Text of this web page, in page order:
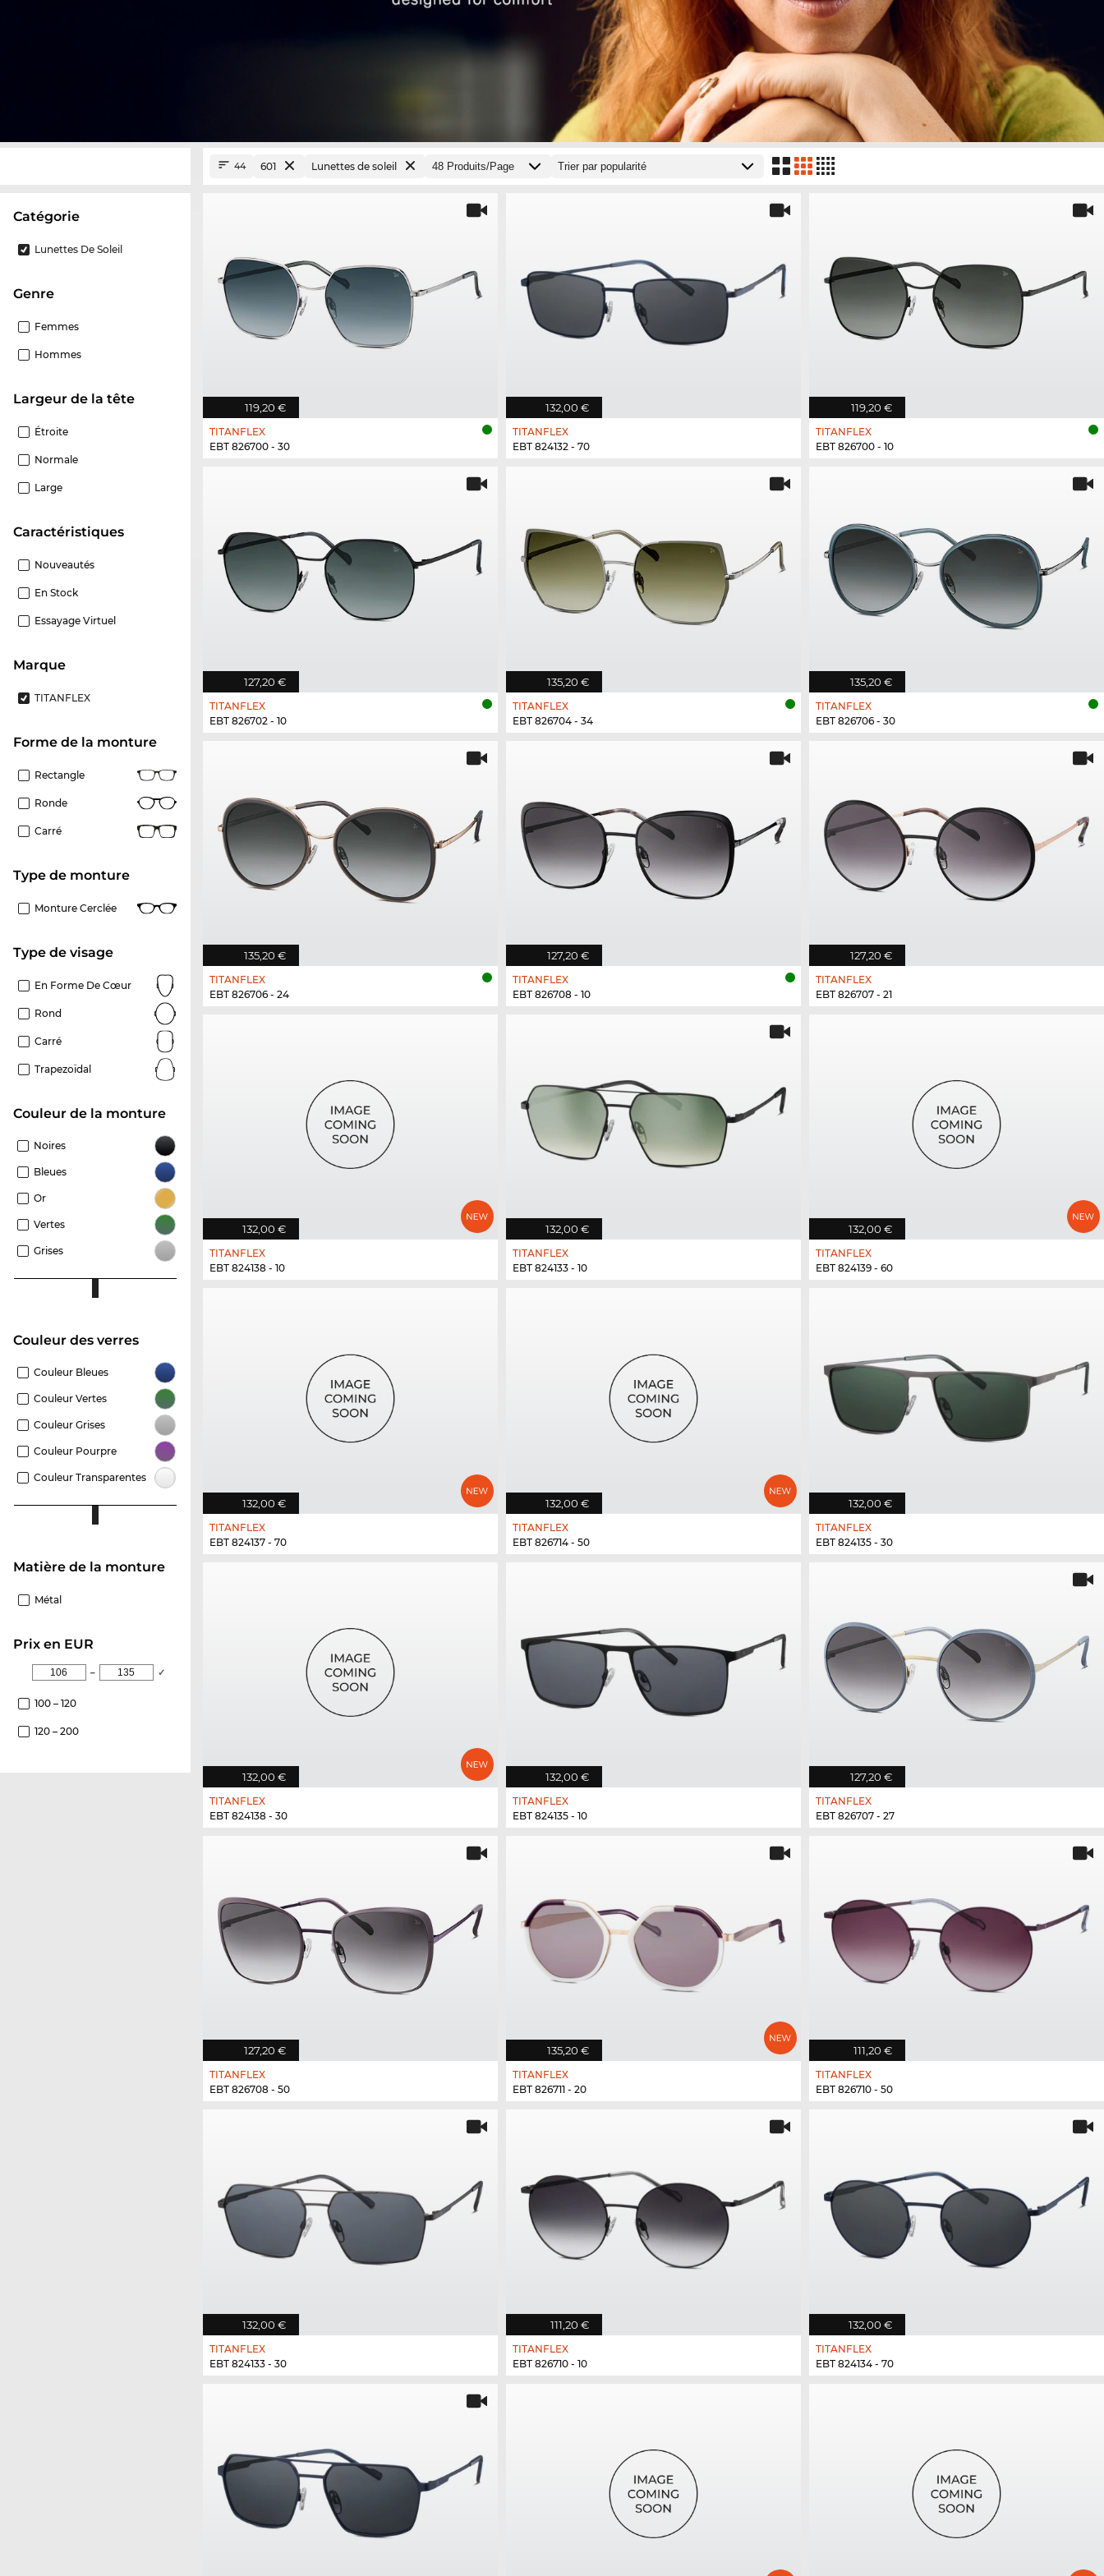
Catégorie
Lunettes De Soleil
Genre
Femmes
Hommes
Largeur de la tête
Étroite
Normale
Large
Caractéristiques
Nouveautés
En Stock
Essayage Virtuel
Marque
TITANFLEX
Forme de la monture
Rectangle
Ronde
Carré
Type de monture
Monture Cerclée
Type de visage
En Forme De Cœur
Rond
Carré
Trapezoïdal
Couleur de la monture
Noires
Bleues
Or
Vertes
Grises
Couleur des verres
Couleur Bleues
Couleur Vertes
Couleur Grises
Couleur Pourpre
Couleur Transparentes
Matière de la monture
Métal
Prix en EUR
– ✓
100 – 120
120 – 200
44 601 Lunettes de soleil
119,20 €
TITANFLEX
EBT 826700 - 30
132,00 €
TITANFLEX
EBT 824132 - 70
119,20 €
TITANFLEX
EBT 826700 - 10
127,20 €
TITANFLEX
EBT 826702 - 10
135,20 €
TITANFLEX
EBT 826704 - 34
135,20 €
TITANFLEX
EBT 826706 - 30
135,20 €
TITANFLEX
EBT 826706 - 24
127,20 €
TITANFLEX
EBT 826708 - 10
127,20 €
TITANFLEX
EBT 826707 - 21
132,00 €
TITANFLEX
EBT 824138 - 10
132,00 €
TITANFLEX
EBT 824133 - 10
132,00 €
TITANFLEX
EBT 824139 - 60
132,00 €
TITANFLEX
EBT 824137 - 70
132,00 €
TITANFLEX
EBT 826714 - 50
132,00 €
TITANFLEX
EBT 824135 - 30
132,00 €
TITANFLEX
EBT 824138 - 30
132,00 €
TITANFLEX
EBT 824135 - 10
127,20 €
TITANFLEX
EBT 826707 - 27
127,20 €
TITANFLEX
EBT 826708 - 50
135,20 €
TITANFLEX
EBT 826711 - 20
111,20 €
TITANFLEX
EBT 826710 - 50
132,00 €
TITANFLEX
EBT 824133 - 30
111,20 €
TITANFLEX
EBT 826710 - 10
132,00 €
TITANFLEX
EBT 824134 - 70